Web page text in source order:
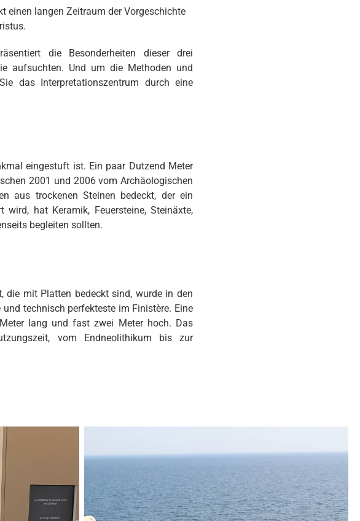
einen langen Zeitraum der Vorgeschichte
die Besonderheiten dieser drei
aufsuchten. Und um die Methoden und
das Interpretationszentrum durch eine
eingestuft ist. Ein paar Dutzend Meter
2001 und 2006 vom Archäologischen
aus trockenen Steinen bedeckt, der ein
hat Keramik, Feuersteine, Steinäxte,
begleiten sollten.
die mit Platten bedeckt sind, wurde in den
technisch perfekteste im Finistère. Eine
lang und fast zwei Meter hoch. Das
vom Endneolithikum bis zur